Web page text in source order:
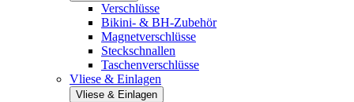
Verschlüsse
Bikini- & BH-Zubehör
Magnetverschlüsse
Steckschnallen
Taschenverschlüsse
Vliese & Einlagen
Vliese & Einlagen